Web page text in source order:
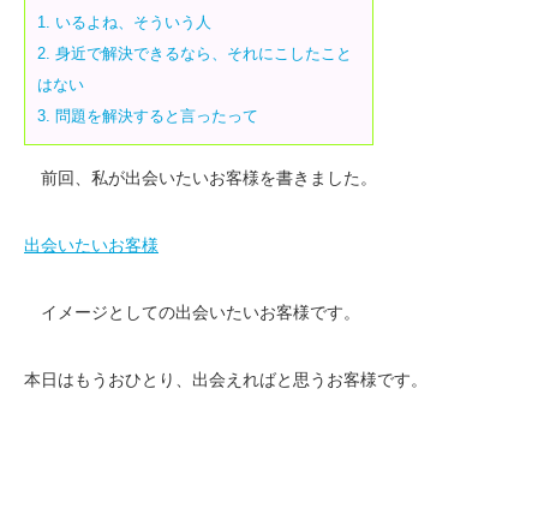
1. いるよね、そういう人
2. 身近で解決できるなら、それにこしたこと
はない
3. 問題を解決すると言ったって
前回、私が出会いたいお客様を書きました。
出会いたいお客様
イメージとしての出会いたいお客様です。
本日はもうおひとり、出会えればと思うお客様です。